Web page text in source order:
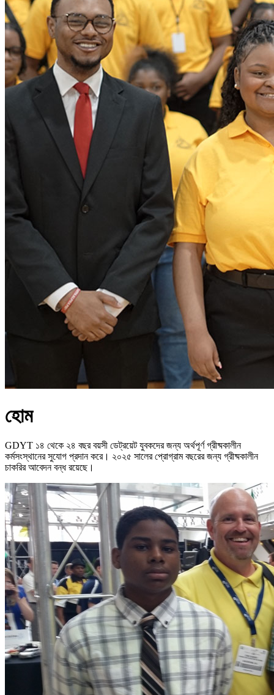
হোম
GDYT ১৪ থেকে ২৪ বছর বয়সী ডেট্রয়েট যুবকদের জন্য অর্থপূর্ণ গ্রীষ্মকালীন
কর্মসংস্থানের সুযোগ প্রদান করে। ২০২৫ সালের প্রোগ্রাম বছরের জন্য গ্রীষ্মকালীন
চাকরির আবেদন বন্ধ রয়েছে।